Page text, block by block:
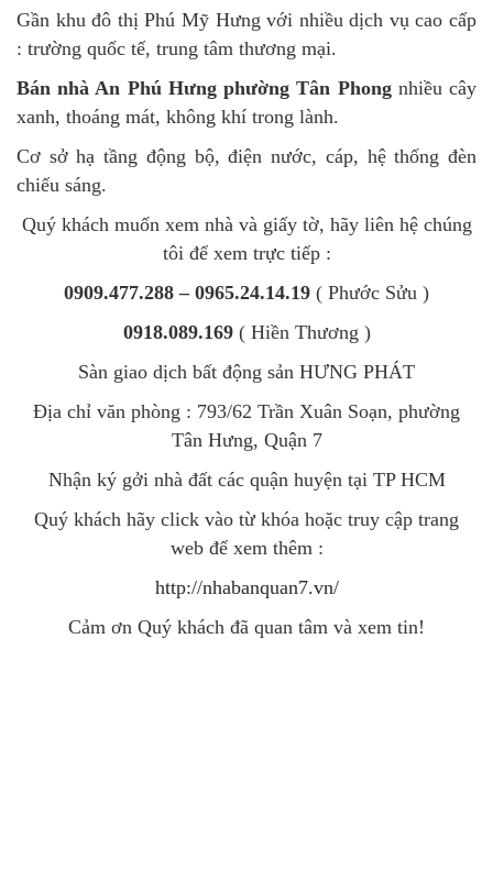
Gần khu đô thị Phú Mỹ Hưng với nhiều dịch vụ cao cấp
: trường quốc tế, trung tâm thương mại.
Bán nhà An Phú Hưng phường Tân Phongnhiều cây
xanh, thoáng mát, không khí trong lành.
Cơ sở hạ tầng động bộ, điện nước, cáp, hệ thống đèn
chiếu sáng.
Quý khách muốn xem nhà và giấy tờ, hãy liên hệ chúng
tôi để xem trực tiếp :
0909.477.288 – 0965.24.14.19 ( Phước Sửu )
0918.089.169( Hiền Thương )
Sàn giao dịch bất động sản HƯNG PHÁT
Địa chỉ văn phòng : 793/62 Trần Xuân Soạn, phường
Tân Hưng, Quận 7
Nhận ký gởi nhà đất các quận huyện tại TP HCM
Quý khách hãy click vào từ khóa hoặc truy cập trang
web để xem thêm :
http://nhabanquan7.vn/
Cảm ơn Quý khách đã quan tâm và xem tin!